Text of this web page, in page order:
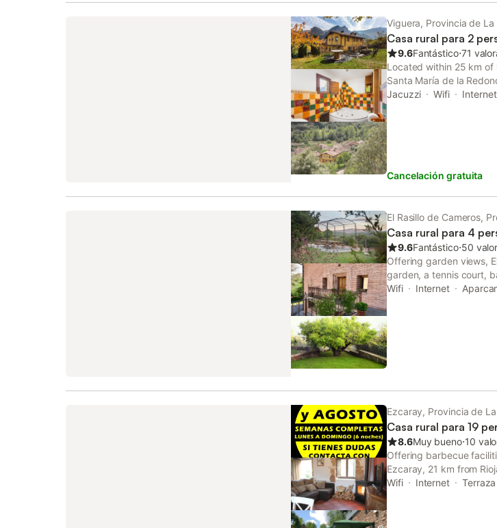
Viguera, Provincia de La
Casa rural para 2
9.6Fantástico⋅71
Located within 25 km
Santa María de la
conditioning and a
Jacuzzi Wifi Internet
Cancelación gratuita
El Rasillo de Cameros,
Casa rural para 4
9.6Fantástico⋅50
Offering garden views,
garden, a tennis court,
mountain and lake
Wifi Internet
Ezcaray, Provincia de
Casa rural para 19
8.6Muy bueno⋅10
Offering barbecue
Ezcaray, 21 km from
Wifi
Internet Terraza